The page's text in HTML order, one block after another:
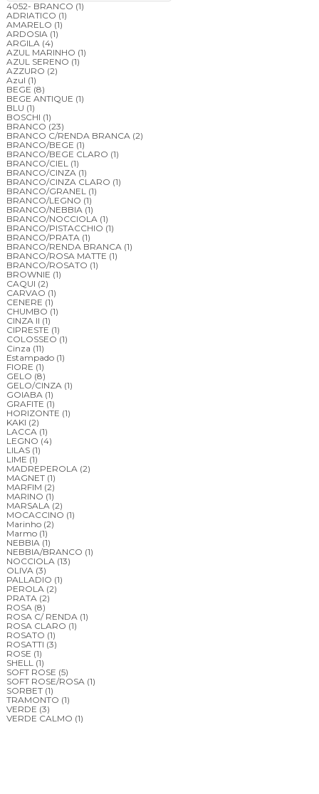
4052- BRANCO (1)
ADRIATICO (1)
AMARELO (1)
ARDOSIA (1)
ARGILA (4)
AZUL MARINHO (1)
AZUL SERENO (1)
AZZURO (2)
Azul (1)
BEGE (8)
BEGE ANTIQUE (1)
BLU (1)
BOSCHI (1)
BRANCO (23)
BRANCO C/RENDA BRANCA (2)
BRANCO/BEGE (1)
BRANCO/BEGE CLARO (1)
BRANCO/CIEL (1)
BRANCO/CINZA (1)
BRANCO/CINZA CLARO (1)
BRANCO/GRANEL (1)
BRANCO/LEGNO (1)
BRANCO/NEBBIA (1)
BRANCO/NOCCIOLA (1)
BRANCO/PISTACCHIO (1)
BRANCO/PRATA (1)
BRANCO/RENDA BRANCA (1)
BRANCO/ROSA MATTE (1)
BRANCO/ROSATO (1)
BROWNIE (1)
CAQUI (2)
CARVAO (1)
CENERE (1)
CHUMBO (1)
CINZA II (1)
CIPRESTE (1)
COLOSSEO (1)
Cinza (11)
Estampado (1)
FIORE (1)
GELO (8)
GELO/CINZA (1)
GOIABA (1)
GRAFITE (1)
HORIZONTE (1)
KAKI (2)
LACCA (1)
LEGNO (4)
LILAS (1)
LIME (1)
MADREPEROLA (2)
MAGNET (1)
MARFIM (2)
MARINO (1)
MARSALA (2)
MOCACCINO (1)
Marinho (2)
Marmo (1)
NEBBIA (1)
NEBBIA/BRANCO (1)
NOCCIOLA (13)
OLIVA (3)
PALLADIO (1)
PEROLA (2)
PRATA (2)
ROSA (8)
ROSA C/ RENDA (1)
ROSA CLARO (1)
ROSATO (1)
ROSATTI (3)
ROSE (1)
SHELL (1)
SOFT ROSE (5)
SOFT ROSE/ROSA (1)
SORBET (1)
TRAMONTO (1)
VERDE (3)
VERDE CALMO (1)